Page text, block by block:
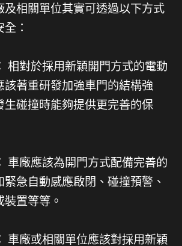
及相關單位其實可透過以下方式
：
相對於採用新穎開門方式的電動
該著重研發加強車門的結構強
生碰撞時能夠提供更完善的保
車廠應該為開門方式配備完善的
急自動感應啟閉、碰撞預警、
置等等。
車廠或相關單位應該對採用新穎